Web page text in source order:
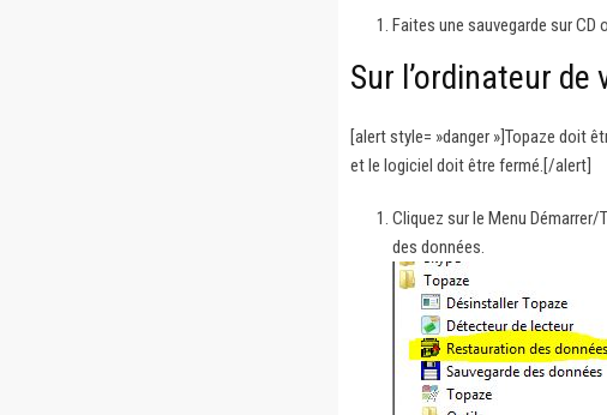
Faites une sauvegarde sur CD
Sur l’ordinateur
[alert style= »danger »]Topaze doit
et le logiciel doit être fermé.[/alert]
Cliquez sur le Menu
des données.